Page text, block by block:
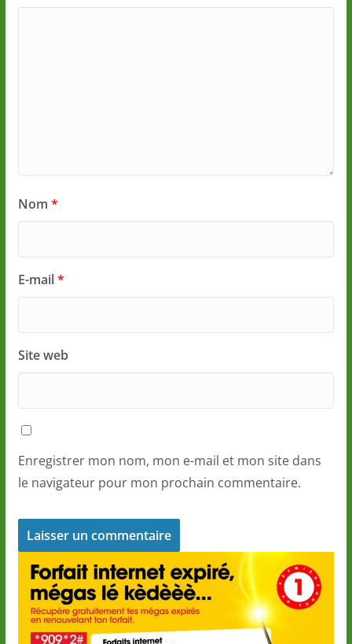
Nom *
E-mail*
Site web
Enregistrer mon nom, mon e-mail et mon site dans
le navigateur pour mon prochain commentaire.